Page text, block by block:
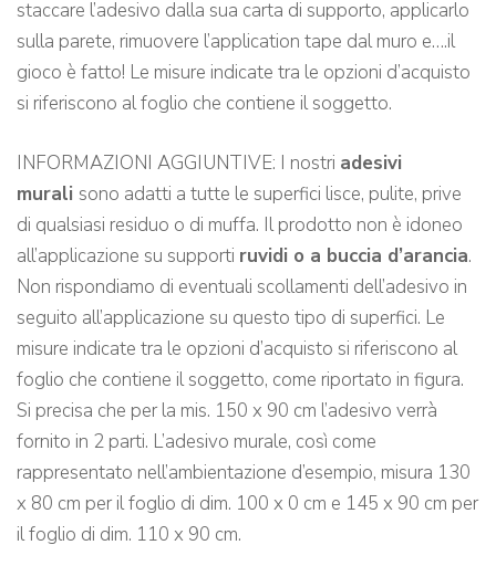
staccare l’adesivo dalla sua carta di supporto, applicarlo
sulla parete, rimuovere l’application tape dal muro e….il
gioco è fatto! Le misure indicate tra le opzioni d’acquisto
si riferiscono al foglio che contiene il soggetto.
INFORMAZIONI AGGIUNTIVE: I nostri adesivi
murali sono adatti a tutte le superfici lisce, pulite, prive
di qualsiasi residuo o di muffa. Il prodotto non è idoneo
all’applicazione su supporti ruvidi o a buccia d’arancia.
Non rispondiamo di eventuali scollamenti dell’adesivo in
seguito all’applicazione su questo tipo di superfici. Le
misure indicate tra le opzioni d’acquisto si riferiscono al
foglio che contiene il soggetto, come riportato in figura.
Si precisa che per la mis. 150 x 90 cm l’adesivo verrà
fornito in 2 parti. L’adesivo murale, così come
rappresentato nell’ambientazione d’esempio, misura 130
x 80 cm per il foglio di dim. 100 x 0 cm e 145 x 90 cm per
il foglio di dim. 110 x 90 cm.